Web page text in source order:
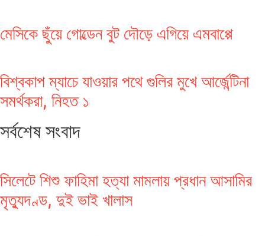
মেসিকে ছুঁয়ে গোল্ডেন বুট দৌড়ে এগিয়ে এমবাপ্পে
বিশ্বকাপ ম্যাচে যাওয়ার পথে গুলির মুখে আর্জেন্টিনা
সমর্থকরা, নিহত ১
সর্বশেষ সংবাদ
সিলেটে শিশু ফাহিমা হত্যা মামলায় প্রধান আসামির
মৃত্যুদণ্ড, দুই ভাই খালাস